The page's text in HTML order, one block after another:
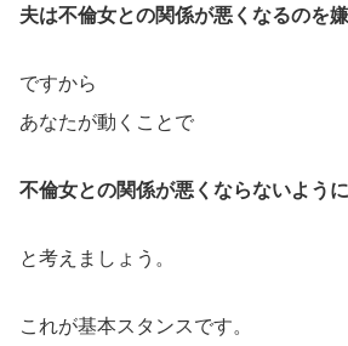
夫は不倫女との関係が悪くなるのを嫌
ですから
あなたが動くことで
不倫女との関係が悪くならないよう
と考えましょう。
これが基本スタンスです。